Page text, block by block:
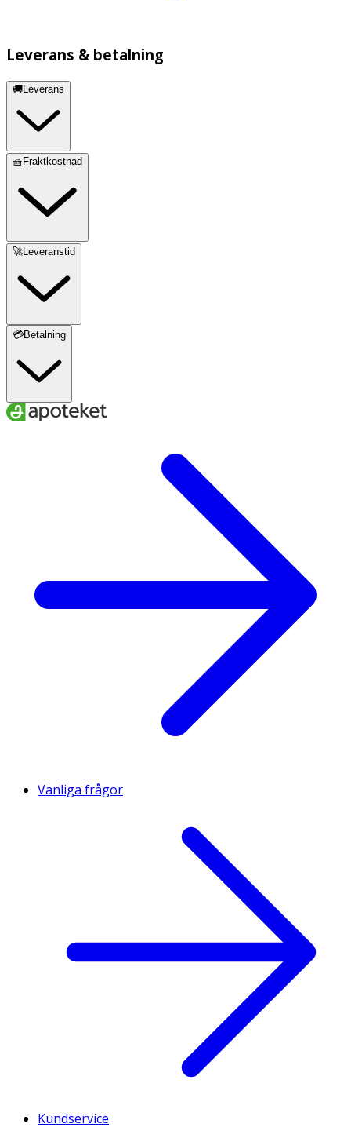
Leverans & betalning
🚚Leverans
🧺Fraktkostnad
🚀Leveranstid
💳Betalning
Vanliga frågor
Kundservice